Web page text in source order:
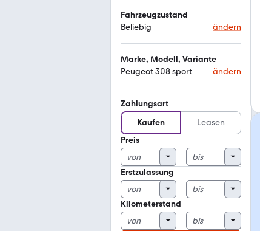
Fahrzeugzustand
Beliebig
ändern
Marke, Modell, Variante
Peugeot 308 sport
ändern
Zahlungsart
Kaufen
Leasen
Preis
Erstzulassung
Kilometerstand